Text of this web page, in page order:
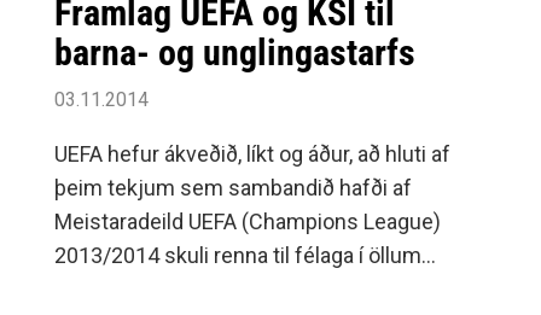
Framlag UEFA og KSÍ til
barna- og unglingastarfs
03.11.2014
UEFA hefur ákveðið, líkt og áður, að hluti af
þeim tekjum sem sambandið hafði af
Meistaradeild UEFA (Champions League)
2013/2014 skuli renna til félaga í öllum